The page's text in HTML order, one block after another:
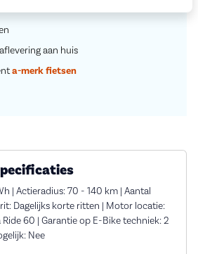
aan huis
a-merk fietsen
| Actieradius: 70 - 140 km | Aantal
Dagelijks korte ritten | Motor locatie:
60 | Garantie op E-Bike techniek: 2
Nee